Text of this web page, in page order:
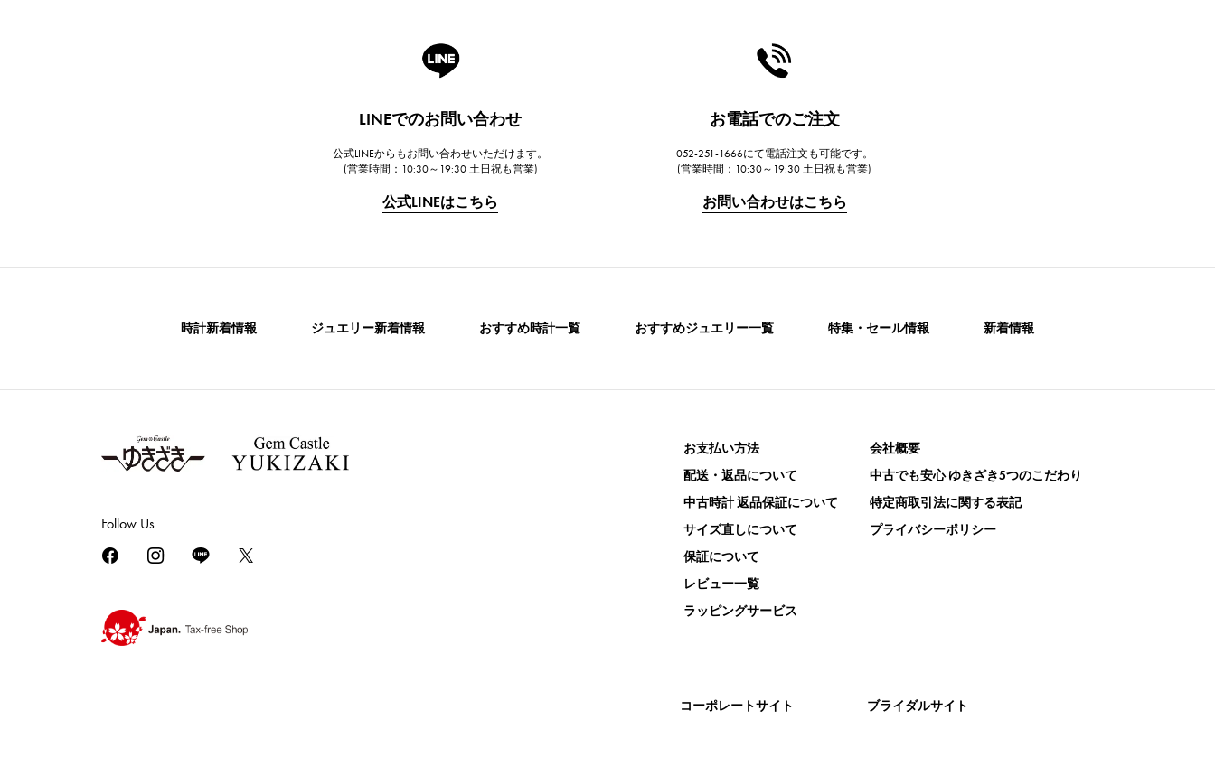
LINEでのお問い合わせ
公式LINEからもお問い合わせいただけます。
(営業時間：10:30～19:30 土日祝も営業)
公式LINEはこちら
お電話でのご注文
052-251-1666にて電話注文も可能です。
(営業時間：10:30～19:30 土日祝も営業)
お問い合わせはこちら
時計新着情報 ジュエリー新着情報 おすすめ時計一覧 おすすめジュエリー一覧 特集・セール情報 新着情報
Follow Us
お支払い方法
配送・返品について
中古時計 返品保証について
サイズ直しについて
保証について
レビュー一覧
ラッピングサービス
会社概要
中古でも安心 ゆきざき5つのこだわり
特定商取引法に関する表記
プライバシーポリシー
コーポレートサイト ブライダルサイト